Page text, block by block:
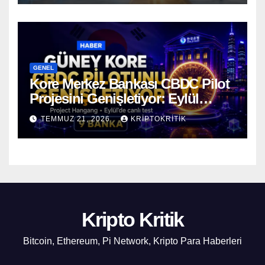
GENEL
Kore Merkez Bankası CBDC Pilot
Projesini Genişletiyor: Eylül
Ayında Gerçek Transferler
Başlıyor
TEMMUZ 21, 2026 KRIPTOKRITIK
Kripto Kritik
Bitcoin, Ethereum, Pi Network, Kripto Para Haberleri